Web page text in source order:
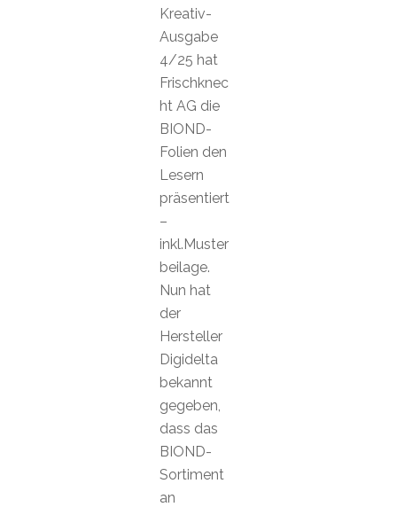
Kreativ-
Ausgabe
4/25 hat
Frischknec
ht AG die
BIOND-
Folien den
Lesern
präsentiert
–
inkl.Muster
beilage.
Nun hat
der
Hersteller
Digidelta
bekannt
gegeben,
dass das
BIOND-
Sortiment
an